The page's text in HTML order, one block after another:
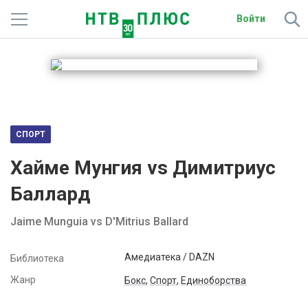
Войти
Телеканалы
Радио
Спутниковым абонентам
Активировать промокод
СПОРТ
Хайме Мунгия vs Димитриус
Баллард
Jaime Munguia vs D'Mitrius Ballard
Библиотека Амедиатека / DAZN
Жанр Бокс, Спорт, Единоборства